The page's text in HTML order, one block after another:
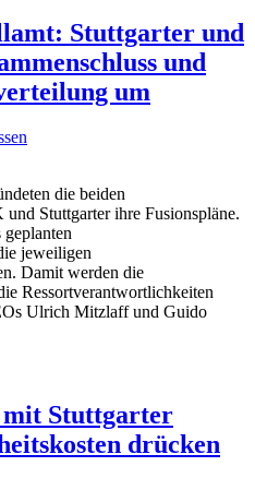
Stuttgarter und
und
um
die beiden
Stuttgarter ihre Fusionspläne.
jeweiligen
Damit werden die
Ressortverantwortlichkeiten
Ulrich Mitzlaff und Guido
mit Stuttgarter
drücken